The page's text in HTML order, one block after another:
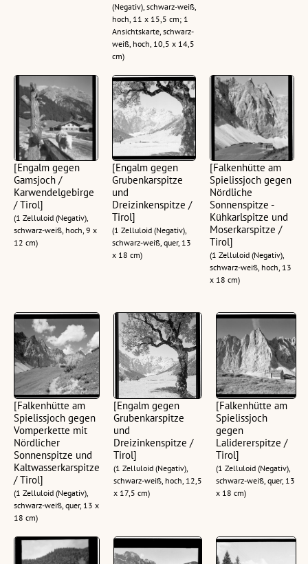
(Negativ), schwarz-weiß,
hoch, 11 x 15,5 cm; 1
Ansichtskarte, schwarz-
weiß, hoch, 10,5 x 14,5
cm)
[Engalm gegen
Gamsjoch /
Karwendelgebirge
/ Tirol]
(1 Zelluloid (Negativ),
schwarz-weiß, hoch, 9 x
12 cm)
[Engalm gegen
Grubenkarspitze
und
Dreizinkenspitze /
Tirol]
(1 Zelluloid (Negativ),
schwarz-weiß, quer, 13
x 18 cm)
[Falkenhütte am
Spielissjoch gegen
Nördliche
Sonnenspitze -
Kühkarlspitze und
Moserkarspitze /
Tirol]
(1 Zelluloid (Negativ),
schwarz-weiß, hoch, 13
x 18 cm)
[Falkenhütte am
Spielissjoch gegen
Vomperkette mit
Nördlicher
Sonnenspitze und
Kaltwasserkarspitze
/ Tirol]
(1 Zelluloid (Negativ),
schwarz-weiß, quer, 13 x
18 cm)
[Engalm gegen
Grubenkarspitze
und
Dreizinkenspitze /
Tirol]
(1 Zelluloid (Negativ),
schwarz-weiß, hoch, 12,5
x 17,5 cm)
[Falkenhütte am
Spielissjoch
gegen
Lalidererspitze /
Tirol]
(1 Zelluloid (Negativ),
schwarz-weiß, quer, 13
x 18 cm)